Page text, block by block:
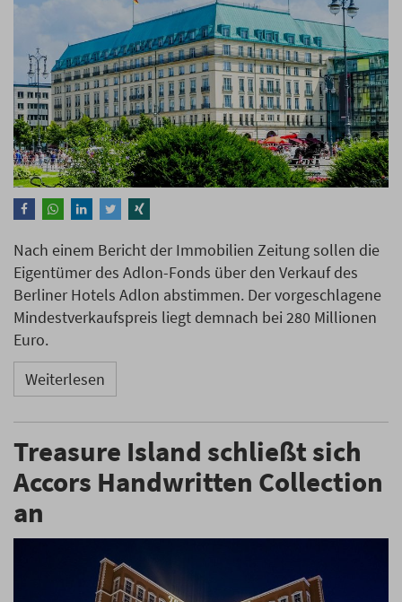
Nach einem Bericht der Immobilien Zeitung sollen die
Eigentümer des Adlon-Fonds über den Verkauf des
Berliner Hotels Adlon abstimmen. Der vorgeschlagene
Mindestverkaufspreis liegt demnach bei 280 Millionen
Euro.
Weiterlesen
Treasure Island schließt sich
Accors Handwritten Collection
an